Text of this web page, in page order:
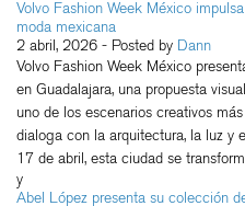
Volvo Fashion Week México
moda mexicana
2 abril, 2026 - Posted by Dann
Volvo Fashion Week México
en Guadalajara, una propuesta
uno de los escenarios creativos
dialoga con la arquitectura, la luz y
17 de abril, esta ciudad se
y
Abel López presenta su colección